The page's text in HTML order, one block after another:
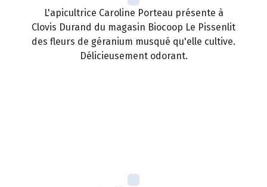
L'apicultrice Caroline Porteau présente à
Clovis Durand du magasin Biocoop Le Pissenlit
des fleurs de géranium musqué qu'elle cultive.
Délicieusement odorant.